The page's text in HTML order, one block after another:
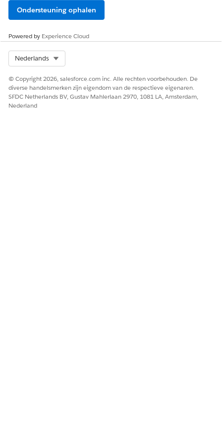
Ondersteuning ophalen
Powered by Experience Cloud
Nederlands
© Copyright 2026, salesforce.com inc. Alle rechten voorbehouden. De
diverse handelsmerken zijn eigendom van de respectieve eigenaren.
SFDC Netherlands BV, Gustav Mahlerlaan 2970, 1081 LA, Amsterdam,
Nederland